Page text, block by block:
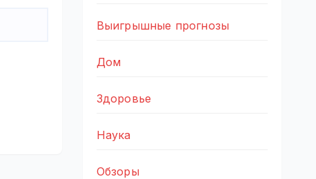
Выигрышные прогнозы
Дом
Здоровье
Наука
Обзоры